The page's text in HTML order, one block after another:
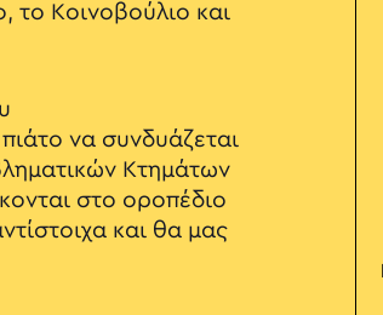
το Κοινοβούλιο και
πιάτο να συνδυάζεται
Κτημάτων
στο οροπέδιο
και θα μας